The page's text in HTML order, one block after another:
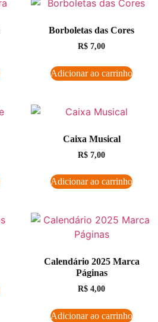
Borboletas das Cores
R$ 7,00
Adicionar ao carrinho
Caixa Musical
R$ 7,00
Adicionar ao carrinho
Calendário 2025 Marca
Páginas
R$ 4,00
Adicionar ao carrinho